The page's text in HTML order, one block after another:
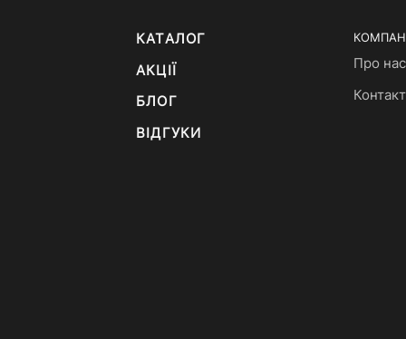
КАТАЛОГ
АКЦІЇ
БЛОГ
ВІДГУКИ
Про нас